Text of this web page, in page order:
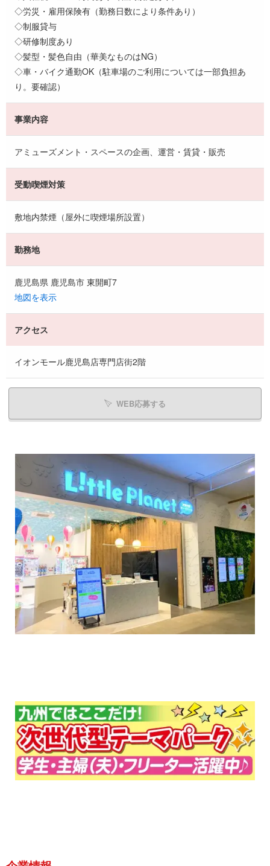
◇労災・雇用保険有（勤務日数により条件あり）
◇制服貸与
◇研修制度あり
◇髪型・髪色自由（華美なものはNG）
◇車・バイク通勤OK（駐車場のご利用については一部負担あ
り。要確認）
事業内容
アミューズメント・スペースの企画、運営・賃貸・販売
受動喫煙対策
敷地内禁煙（屋外に喫煙場所設置）
勤務地
鹿児島県 鹿児島市 東開町7
地図を表示
アクセス
イオンモール鹿児島店専門店街2階
WEB応募する